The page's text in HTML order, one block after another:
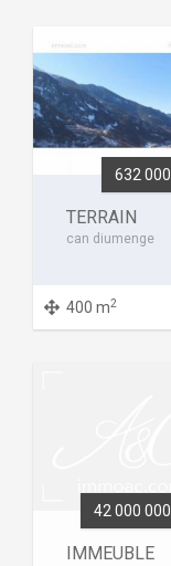
632 000
TERRAIN
can diumenge
400 m2
42 000 000
IMMEUBLE